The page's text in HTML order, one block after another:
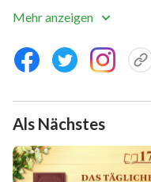
Wenn der Mensch
allen Menschen
alle Menschen mit
dennoch gibt es
Forderungen, die Ich
denen Ich verlange,
erfüllt werden,
Mehr anzeigen
Als Nächstes